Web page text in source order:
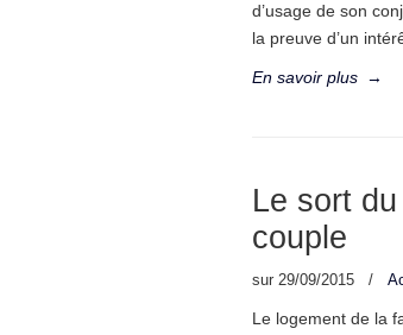
d’usage de son
la preuve d’un
En savoir plus →
Le sort
couple
sur 29/09/2015 /
Le logement de la